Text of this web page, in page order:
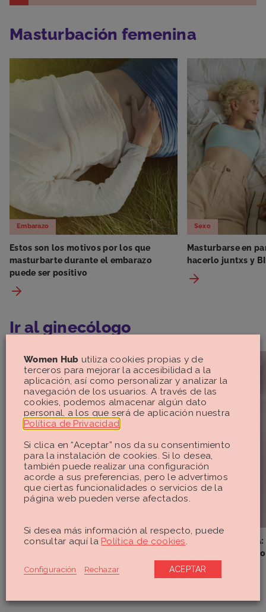
Masturbación femenina
Embarazo
Estos son los motivos por los que
masturbarte durante el embarazo
puede ser positivo
Sexo
Masturbarse en
hacerlo juntxs y
Ir al ginecólogo
¿Es adecuado el Antalgin para el dolor
Síndrome de
síntomas y todo
sobre él
Women Hub utiliza cookies propias y de
terceros para mejorar la accesibilidad a la
aplicación, así como personalizar y analizar la
navegación de los usuarios. A través de las
cookies, podemos almacenar algún dato
personal, a los que será de aplicación nuestra
Política de Privacidad
Si clica en “Aceptar” nos da su consentimiento
para la instalación de cookies. Si lo desea,
también puede realizar una configuración
acorde a sus preferencias, pero le advertimos
que ciertas funcionalidades o servicios de la
página web pueden verse afectados.
Si desea más información al respecto, puede
consultar aquí la Política de cookies.
Configuración Rechazar ACEPTAR